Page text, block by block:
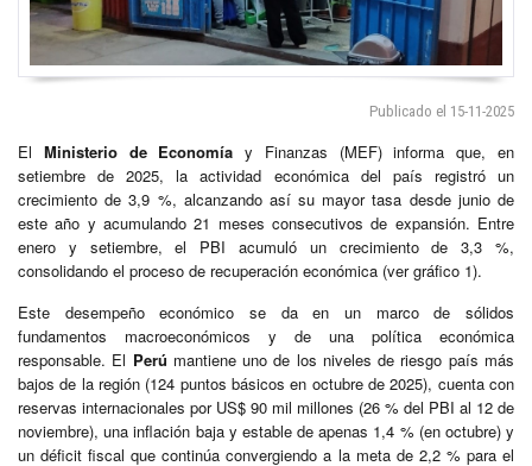
Publicado el 15-11-2025
El Ministerio de Economía y Finanzas (MEF) informa que, en
setiembre de 2025, la actividad económica del país registró un
crecimiento de 3,9 %, alcanzando así su mayor tasa desde junio de
este año y acumulando 21 meses consecutivos de expansión. Entre
enero y setiembre, el PBI acumuló un crecimiento de 3,3 %,
consolidando el proceso de recuperación económica (ver gráfico 1).
Este desempeño económico se da en un marco de sólidos
fundamentos macroeconómicos y de una política económica
responsable. El Perú mantiene uno de los niveles de riesgo país más
bajos de la región (124 puntos básicos en octubre de 2025), cuenta con
reservas internacionales por US$ 90 mil millones (26 % del PBI al 12 de
noviembre), una inflación baja y estable de apenas 1,4 % (en octubre) y
un déficit fiscal que continúa convergiendo a la meta de 2,2 % para el